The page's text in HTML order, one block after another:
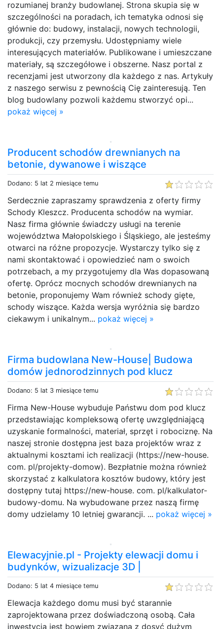
rozumianej branży budowlanej. Strona skupia się w
szczególności na poradach, ich tematyka odnosi się
głównie do: budowy, instalacji, nowych technologii,
produkcji, czy przemysłu. Udostępniamy wiele
interesujących materiałów. Publikowane i umieszczane
materiały, są szczegółowe i obszerne. Nasz portal z
recenzjami jest utworzony dla każdego z nas. Artykuły
z naszego serwisu z pewnością Cię zainteresują. Ten
blog budowlany pozwoli każdemu stworzyć opi...
pokaż więcej »
Producent schodów drewnianych na
betonie, dywanowe i wiszące
Dodano: 5 lat 2 miesiące temu
Serdecznie zapraszamy sprawdzenia z oferty firmy
Schody Kleszcz. Producenta schodów na wymiar.
Nasz firma głównie świadczy usługi na terenie
województwa Małopolskiego i Śląskiego, ale jesteśmy
otwarci na różne propozycje. Wystarczy tylko się z
nami skontaktować i opowiedzieć nam o swoich
potrzebach, a my przygotujemy dla Was dopasowaną
ofertę. Oprócz mocnych schodów drewnianych na
betonie, proponujemy Wam również schody gięte,
schody wiszące. Każda wersja wyróżnia się bardzo
ciekawym i unikalnym... pokaż więcej »
Firma budowlana New-House| Budowa
domów jednorodzinnych pod klucz
Dodano: 5 lat 3 miesiące temu
Firma New-House wybuduje Państwu dom pod klucz
przedstawiając kompleksową ofertę uwzględniającą
uzyskanie formalności, materiał, sprzęt i robociznę. Na
naszej stronie dostępna jest baza projektów wraz z
aktualnymi kosztami ich realizacji (https://new-house.
com. pl/projekty-domow). Bezpłatnie można również
skorzystać z kalkulatora kosztów budowy, który jest
dostępny tutaj https://new-house. com. pl/kalkulator-
budowy-domu. Na wybudowane przez naszą firmę
domy udzielamy 10 letniej gwarancji. ... pokaż więcej »
Elewacyjnie.pl - Projekty elewacji domu i
budynków, wizualizacje 3D |
Dodano: 5 lat 4 miesiące temu
Elewacja każdego domu musi być starannie
zaprojektowana przez doświadczoną osobą. Cała
inwestycja jest bowiem związana z dosyć dużym